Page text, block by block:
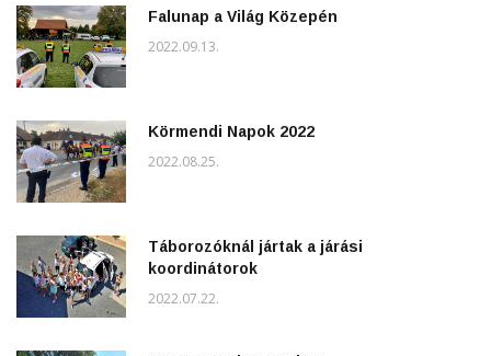
Falunap a Világ Közepén
2022.09.13.
Körmendi Napok 2022
2022.08.25.
Táborozóknál jártak a járási
koordinátorok
2022.07.22.